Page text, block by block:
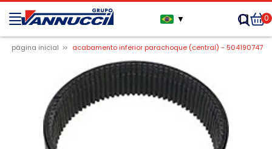
▼ 0
página inicial acabamento inferior parachoque (central) - 504190747